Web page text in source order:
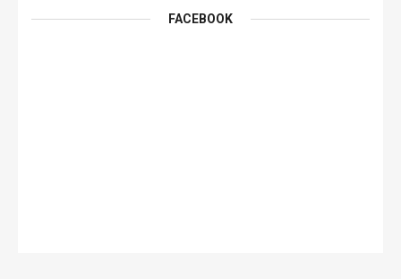
FACEBOOK